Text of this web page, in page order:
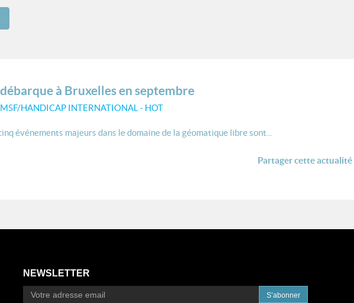
à Bruxelles en septembre
HANDICAP INTERNATIONAL - HOT
événements majeurs dans le domaine de la géomatique libre sont...
Partager cette actualité
NEWSLETTER
S’abonner